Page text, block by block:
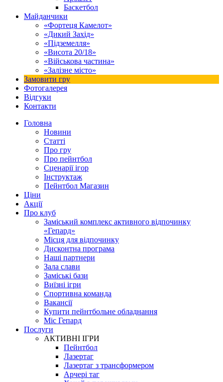
Баскетбол
Майданчики
«Фортеця Камелот»
«Дикий Захід»
«Підземелля»
«Висота 20/18»
«Військова частина»
«Залізне місто»
Замовити гру
Фотогалерея
Відгуки
Контакти
Головна
Новини
Статті
Про гру
Про пейнтбол
Сценарії ігор
Інструктаж
Пейнтбол Магазин
Ціни
Акції
Про клуб
Заміський комплекс активного відпочинку
«Гепард»
Місця для відпочинку
Дисконтна програма
Наші партнери
Зала слави
Заміські бази
Виїзні ігри
Спортивна команда
Вакансії
Купити пейнтбольне обладнання
Міс Гепард
Послуги
АКТИВНІ ІГРИ
Пейнтбол
Лазертаг
Лазертаг з трансформером
Арчері таг